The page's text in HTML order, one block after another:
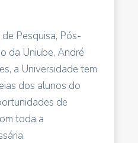
Pesquisa, Pós-
da Uniube, André
a Universidade tem
dos alunos do
de
toda a